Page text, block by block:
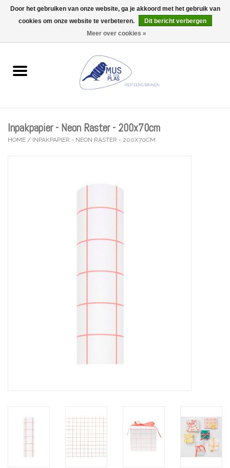
0 Artikelen - €0,00
Wenskaarten
Lifestyle
Inpakpapier - Neon Raster - 200x70cm
HOME / INPAKPAPIER - NEON RASTER - 200X70CM
Door het gebruiken van onze website, ga je akkoord met het gebruik van
cookies om onze website te verbeteren.
Dit bericht verbergen
Meer over cookies »
Wij zijn uitzonderlijk gesloten op Do 13/08